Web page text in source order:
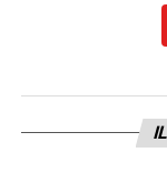
miracolo
evitato